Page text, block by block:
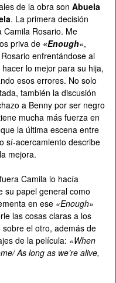
de la obra son Abuela
. La primera decisión
Camila Rosario. Me
priva de «Enough«,
enfrentándose al
lo mejor para su hija,
esos errores. No solo
también la discusión
a Benny por ser negro
mucha más fuerza en
la última escena entre
sí-acercamiento describe
mejora.
Camila lo hacía
su papel general como
en ese «Enough»
las cosas claras a los
el otro, además de
de la película: «When
As long as we’re alive,